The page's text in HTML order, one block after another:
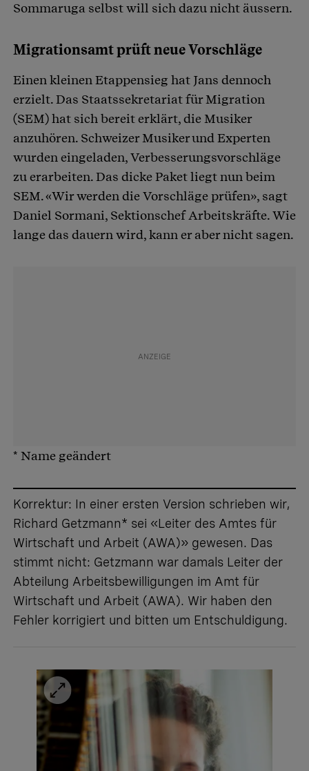
Sommaruga selbst will sich dazu nicht äussern.
Migrationsamt prüft neue Vorschläge
Einen kleinen Etappensieg hat Jans dennoch
erzielt. Das Staatssekretariat für Migration
(SEM) hat sich bereit erklärt, die Musiker
anzuhören. Schweizer Musiker und Experten
wurden eingeladen, Verbesserungsvorschläge
zu erarbeiten. Das dicke Paket liegt nun beim
SEM. «Wir werden die Vorschläge prüfen», sagt
Daniel Sormani, Sektionschef Arbeitskräfte. Wie
lange das dauern wird, kann er aber nicht sagen.
* Name geändert
Korrektur: In einer ersten Version schrieben wir,
Richard Getzmann* sei «Leiter des Amtes für
Wirtschaft und Arbeit (AWA)» gewesen. Das
stimmt nicht: Getzmann war damals Leiter der
Abteilung Arbeitsbewilligungen im Amt für
Wirtschaft und Arbeit (AWA). Wir haben den
Fehler korrigiert und bitten um Entschuldigung.